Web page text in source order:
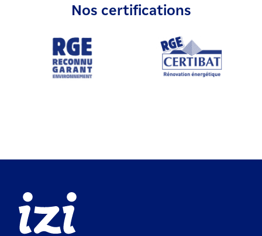
Nos certifications